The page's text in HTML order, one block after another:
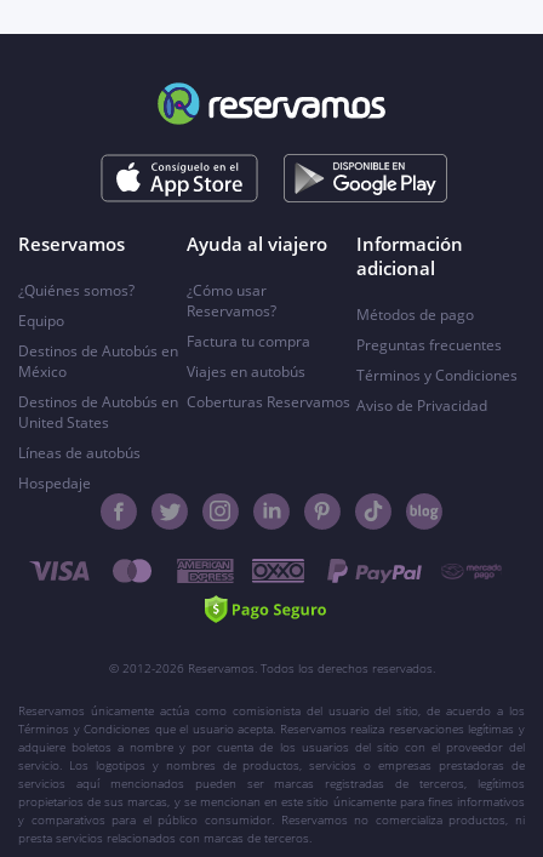
Reservamos
¿Quiénes somos?
Equipo
Destinos de Autobús en
México
Destinos de Autobús en
United States
Líneas de autobús
Hospedaje
Ayuda al viajero
¿Cómo usar
Reservamos?
Factura tu compra
Viajes en autobús
Coberturas Reservamos
Información
adicional
Métodos de pago
Preguntas frecuentes
Términos y Condiciones
Aviso de Privacidad
© 2012-2026 Reservamos. Todos los derechos reservados.
Reservamos únicamente actúa como comisionista del usuario del sitio, de acuerdo a los
Términos y Condiciones que el usuario acepta. Reservamos realiza reservaciones legítimas y
adquiere boletos a nombre y por cuenta de los usuarios del sitio con el proveedor del
servicio. Los logotipos y nombres de productos, servicios o empresas prestadoras de
servicios aquí mencionados pueden ser marcas registradas de terceros, legítimos
propietarios de sus marcas, y se mencionan en este sitio únicamente para fines informativos
y comparativos para el público consumidor. Reservamos no comercializa productos, ni
presta servicios relacionados con marcas de terceros.